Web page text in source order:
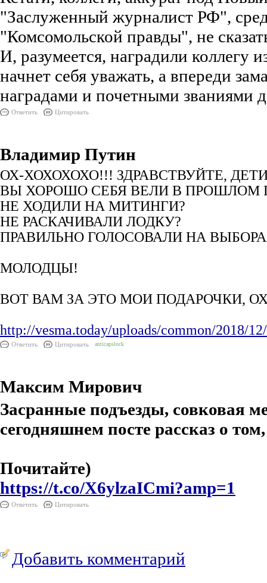
"Заслуженный журналист РФ",
"Комсомольской правды", не
И, разумеется, наградили коллегу
начнет себя уважать, а впереди
наградами и почетными званиями
Ответить Цитировать
Владимир Путин
ОХ-ХОХОХОХО!!! ЗДРАВСТВУЙТЕ,
ВЫ ХОРОШО СЕБЯ ВЕЛИ В ПРОШЛОМ
НЕ ХОДИЛИ НА МИТИНГИ?
НЕ РАСКАЧИВАЛИ ЛОДКУ?
ПРАВИЛЬНО ГОЛОСОВАЛИ НА
МОЛОДЦЫ!
ВОТ ВАМ ЗА ЭТО МОИ ПОДАРОЧКИ,
http://vesma.today/uploads/common/2018/
Ответить Цитировать anticapslock
Максим Мирович
Засранные подъезды, совковая
сегодняшнем посте рассказ о
Почитайте)
https://t.co/X6ylzaICmi?amp=1
Ответить Цитировать
Добавить комментарий